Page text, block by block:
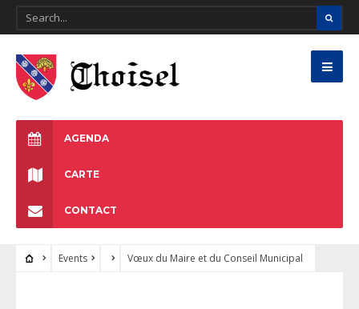
AGENDA
CARTE
CONTACT
Events Vœux du Maire et du Conseil Municipal